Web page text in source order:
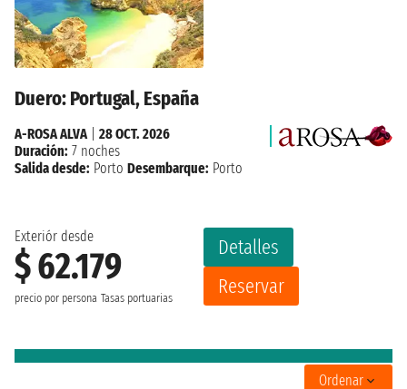
Duero: Portugal, España
Exteriór desde
$ 62.179
precio por persona Tasas portuarias
Detalles
Reservar
A-ROSA ALVA
28 OCT. 2026
Duración: 7 noches
Salida desde: Porto Desembarque: Porto
Ordenar